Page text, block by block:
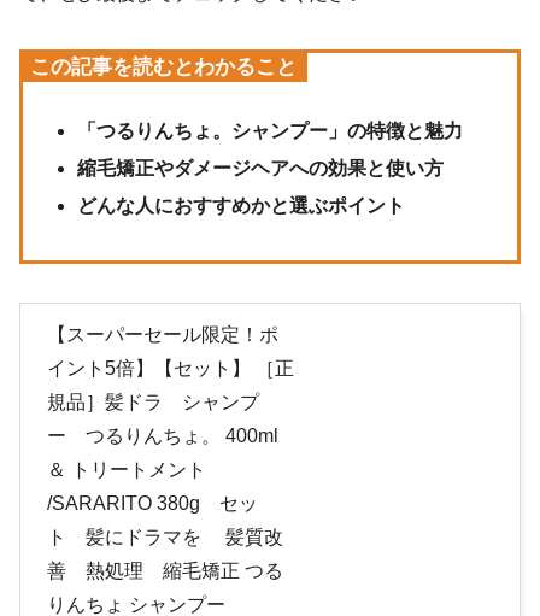
この記事を読むとわかること
「つるりんちょ。シャンプー」の特徴と魅力
縮毛矯正やダメージヘアへの効果と使い方
どんな人におすすめかと選ぶポイント
【スーパーセール限定！ポ
イント5倍】【セット】 ［正
規品］髪ドラ シャンプ
ー つるりんちょ。 400ml
＆ トリートメント
/SARARITO 380g セッ
ト 髪にドラマを 髪質改
善 熱処理 縮毛矯正 つる
りんちょ シャンプー